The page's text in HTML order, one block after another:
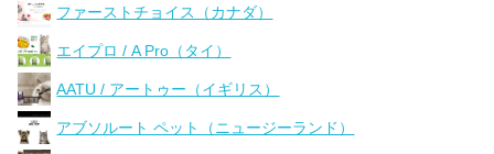
ファーストチョイス（カナダ）
エイプロ / A Pro（タイ）
AATU / アートゥー（イギリス）
アブソルート ペット（ニュージーランド）